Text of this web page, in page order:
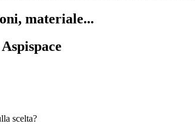
materiale...
scelta?